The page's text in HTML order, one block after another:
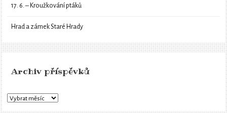
17. 6. – Kroužkování ptáků
Hrad a zámek Staré Hrady
Archiv příspěvků